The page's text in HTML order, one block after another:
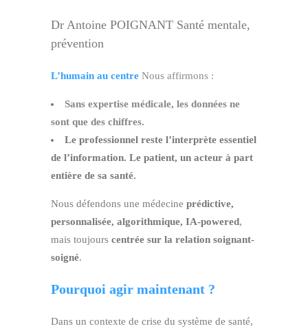
Dr Antoine POIGNANT Santé mentale,
prévention
L’humain au centre Nous affirmons :
Sans expertise médicale, les données ne
sont que des chiffres.
Le professionnel reste l’interprète essentiel
de l’information. Le patient, un acteur à part
entière de sa santé.
Nous défendons une médecine prédictive,
personnalisée, algorithmique, IA-powered,
mais toujours centrée sur la relation soignant-
soigné.
Pourquoi agir maintenant ?
Dans un contexte de crise du système de santé,